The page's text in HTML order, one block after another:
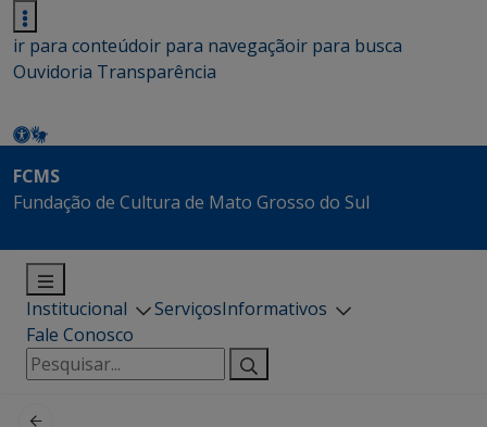
ir para conteúdoir para navegaçãoir para busca
Ouvidoria Transparência
FCMS
Fundação de Cultura de Mato Grosso do Sul
Institucional ServiçosInformativos
Fale Conosco
Pesquisar
por: